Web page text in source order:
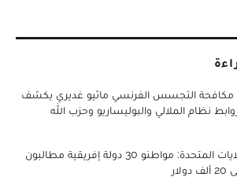
مكافحة التجسس الفرنسي ماثيو غديري يكشف
نظام الملالي والبوليساريو وحزب الله
تأشيرة الدخول للولايات المتحدة: مواطنو 30 دولة إفريقية مطالبون